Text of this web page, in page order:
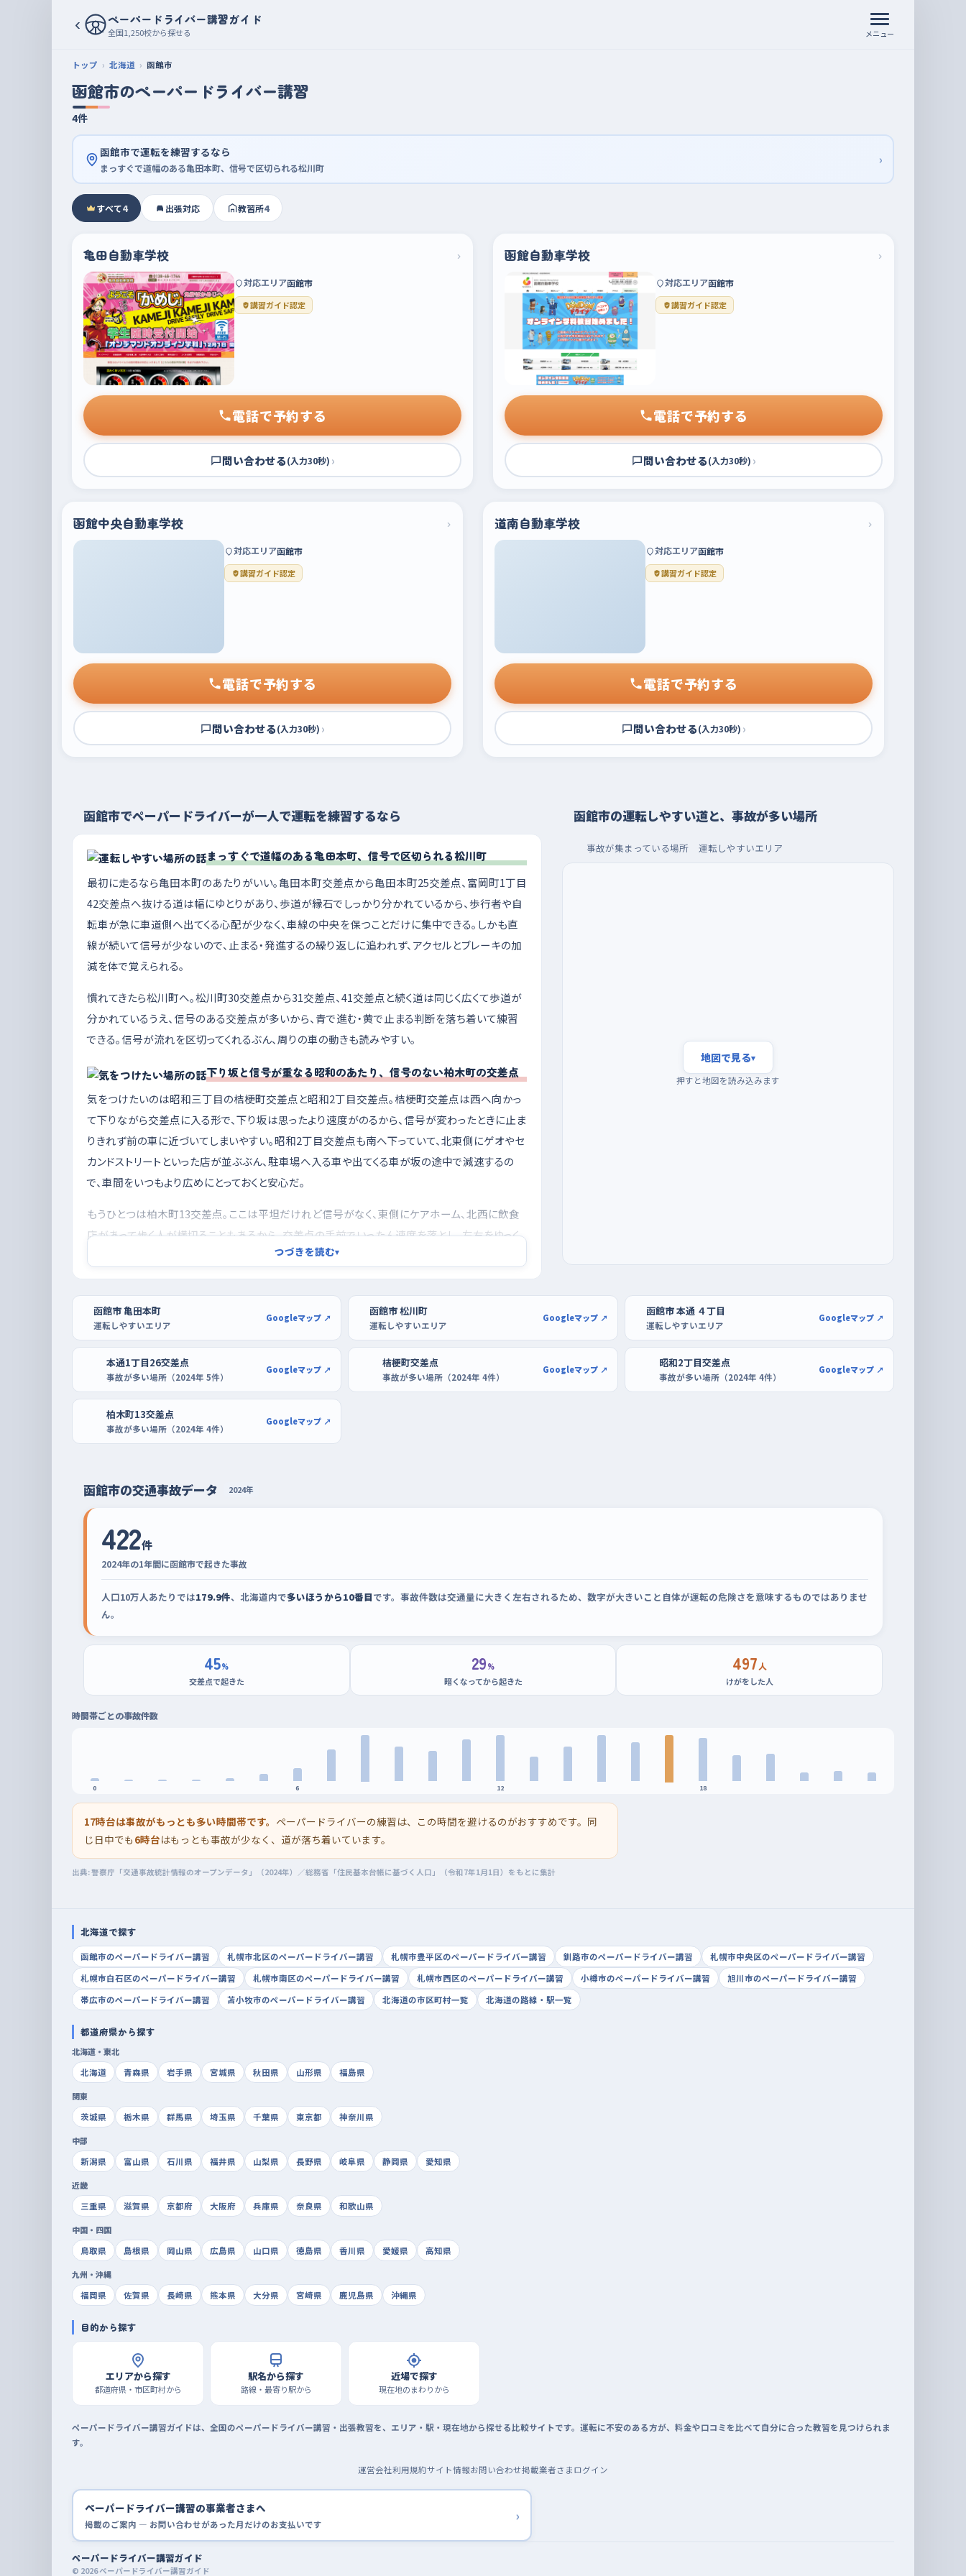
‹ ペーパードライバー講習ガイド
全国1,250校から探せる メニュー
トップ 北海道 函館市
函館市のペーパードライバー講習
4件
函館市で運転を練習するなら
まっすぐで道幅のある亀田本町、信号で区切られる松川町 ›
すべて4 出張対応 教習所4
亀田自動車学校 ›
対応エリア函館市
講習ガイド認定
電話で予約する
問い合わせる(入力30秒) ›
函館自動車学校 ›
対応エリア函館市
講習ガイド認定
電話で予約する
問い合わせる(入力30秒) ›
函館中央自動車学校 ›
対応エリア函館市
講習ガイド認定
電話で予約する
問い合わせる(入力30秒) ›
道南自動車学校 ›
対応エリア函館市
講習ガイド認定
電話で予約する
問い合わせる(入力30秒) ›
函館市でペーパードライバーが一人で運転を練習するなら
まっすぐで道幅のある亀田本町、信号で区切られる松川町
最初に走るなら亀田本町のあたりがいい。亀田本町交差点から亀田本町25交差点、富岡町1丁目
42交差点へ抜ける道は幅にゆとりがあり、歩道が縁石でしっかり分かれているから、歩行者や自
転車が急に車道側へ出てくる心配が少なく、車線の中央を保つことだけに集中できる。しかも直
線が続いて信号が少ないので、止まる・発進するの繰り返しに追われず、アクセルとブレーキの加
減を体で覚えられる。
慣れてきたら松川町へ。松川町30交差点から31交差点、41交差点と続く道は同じく広くて歩道が
分かれているうえ、信号のある交差点が多いから、青で進む・黄で止まる判断を落ち着いて練習
できる。信号が流れを区切ってくれるぶん、周りの車の動きも読みやすい。
下り坂と信号が重なる昭和のあたり、信号のない柏木町の交差点
気をつけたいのは昭和三丁目の桔梗町交差点と昭和2丁目交差点。桔梗町交差点は西へ向かっ
て下りながら交差点に入る形で、下り坂は思ったより速度がのるから、信号が変わったときに止ま
りきれず前の車に近づいてしまいやすい。昭和2丁目交差点も南へ下っていて、北東側にゲオやセ
カンドストリートといった店が並ぶぶん、駐車場へ入る車や出てくる車が坂の途中で減速するの
で、車間をいつもより広めにとっておくと安心だ。
もうひとつは柏木町13交差点。ここは平坦だけれど信号がなく、東側にケアホーム、北西に飲食
店があって歩く人が横切ることもあるから、交差点の手前でいったん速度を落とし、左右をゆっく
練習に出るなら朝の早い時間がおすすめ。夕方は帰りの車と買い物の車が重なって流れが速くな
り、ライトがつき始めて見えにくくもなるので、まだ交通の少ない時間帯のほうが落ち着いてハン
ドルを握れる。曜日でいえば日曜が最もおとなしく、火曜あたりは平日の中でも車が多い印象な
ので、最初の何回かは日曜の朝を選ぶといい。
駐車の練習は、区画が広くとられている大型店の駐車場を借りるのが現実的。ポールスターショッ
ピングセンターやシエスタハコダテなら停める場所を選びやすく、開店前後の空いている時間な
つづきを読む▾
函館市の運転しやすい道と、事故が多い場所
事故が集まっている場所 運転しやすいエリア
地図で見る▾
押すと地図を読み込みます
函館市 亀田本町
運転しやすいエリア
Googleマップ ↗ 函館市 松川町
運転しやすいエリア
Googleマップ ↗ 函館市 本通 ４丁目
運転しやすいエリア
Googleマップ ↗
本通1丁目26交差点
事故が多い場所（2024年 5件）
Googleマップ ↗ 桔梗町交差点
事故が多い場所（2024年 4件）
Googleマップ ↗ 昭和2丁目交差点
事故が多い場所（2024年 4件）
Googleマップ ↗
柏木町13交差点
事故が多い場所（2024年 4件）
Googleマップ ↗
函館市の交通事故データ 2024年
422件
2024年の1年間に函館市で起きた事故
人口10万人あたりでは179.9件、北海道内で多いほうから10番目です。事故件数は交通量に大きく左右されるため、数字が大きいこと自体が運転の危険さを意味するものではありませ
ん。
45%
交差点で起きた
29%
暗くなってから起きた
497人
けがをした人
時間帯ごとの事故件数
0 6 12 18
17時台は事故がもっとも多い時間帯です。 ペーパードライバーの練習は、この時間を避けるのがおすすめです。同
じ日中でも 6時台はもっとも事故が少なく、道が落ち着いています。
出典: 警察庁「交通事故統計情報のオープンデータ」（2024年）／総務省「住民基本台帳に基づく人口」（令和7年1月1日）をもとに集計
北海道で探す
函館市のペーパードライバー講習 札幌市北区のペーパードライバー講習 札幌市豊平区のペーパードライバー講習 釧路市のペーパードライバー講習
札幌市中央区のペーパードライバー講習
札幌市白石区のペーパードライバー講習
札幌市南区のペーパードライバー講習 札幌市西区のペーパードライバー講習 小樽市のペーパードライバー講習
旭川市のペーパードライバー講習
帯広市のペーパードライバー講習
苫小牧市のペーパードライバー講習 北海道の市区町村一覧 北海道の路線・駅一覧
都道府県から探す
北海道・東北
北海道
青森県 岩手県 宮城県 秋田県 山形県 福島県
関東
茨城県
栃木県 群馬県 埼玉県 千葉県 東京都 神奈川県
中部
新潟県
富山県 石川県 福井県 山梨県 長野県 岐阜県 静岡県 愛知県
近畿
三重県
滋賀県 京都府 大阪府 兵庫県 奈良県 和歌山県
中国・四国
鳥取県
島根県 岡山県 広島県 山口県 徳島県 香川県 愛媛県 高知県
九州・沖縄
福岡県
佐賀県 長崎県 熊本県 大分県 宮崎県 鹿児島県 沖縄県
目的から探す
エリアから探す
都道府県・市区町村から
駅名から探す
路線・最寄り駅から
近場で探す
現在地のまわりから
ペーパードライバー講習ガイドは、全国のペーパードライバー講習・出張教習を、エリア・駅・現在地から探せる比較サイトです。運転に不安のある方が、料金や口コミを比べて自分に合った教習を見つけられま
す。
運営会社利用規約サイト情報お問い合わせ掲載業者さまログイン
ペーパードライバー講習の事業者さまへ
掲載のご案内 — お問い合わせがあった月だけのお支払いです ›
ペーパードライバー講習ガイド
© 2026 ペーパードライバー講習ガイド